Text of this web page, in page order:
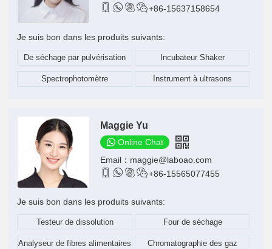
  +86-15637158654
Je suis bon dans les produits suivants:
De séchage par pulvérisation Incubateur Shaker
Spectrophotomètre Instrument à ultrasons
Maggie Yu
Online Chat
Email： maggie@laboao.com
  +86-15565077455
Je suis bon dans les produits suivants:
Testeur de dissolution Four de séchage
Analyseur de fibres alimentaires Chromatographie des gaz